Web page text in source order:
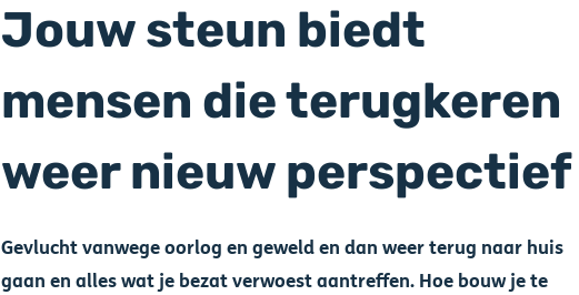
Jouw steun biedt
mensen die terugkeren
weer nieuw perspectief
Gevlucht vanwege oorlog en geweld en dan weer terug naar huis
gaan en alles wat je bezat verwoest aantreffen. Hoe bouw je te